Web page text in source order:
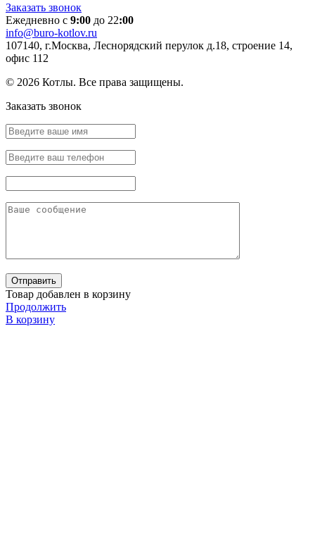
Заказать звонок
Ежедневно с 9:00 до 22:00
info@buro-kotlov.ru
107140, г.Москва, Леснорядский перулок д.18, строение 14,
офис 112
© 2026 Котлы. Все права защищены.
Заказать звонок
Товар добавлен в корзину
Продолжить
В корзину